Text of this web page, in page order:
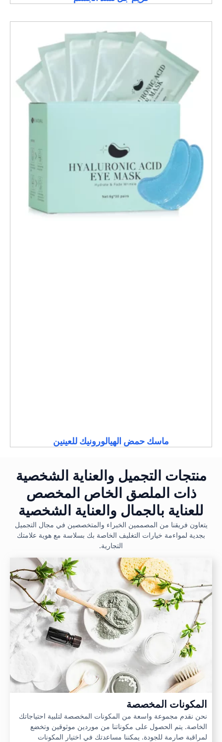
ماسك حمض الهيالورونيك للعينين
منتجات التجميل والعناية الشخصية
ذات الملصق الخاص المخصص
للعناية بالجمال والعناية الشخصية
يتعاون فريقنا من المصممين الخبراء والمتخصصين في مجال التجميل
بجدية لمواءمة خيارات التغليف الخاصة بك بسلاسة مع هوية علامتك
التجارية.
المكونات المخصصة
نحن نقدم مجموعة واسعة من المكونات المخصصة لتلبية احتياجاتك
الخاصة. يتم الحصول على مكوناتنا من موردين موثوقين وتخضع
لمراقبة صارمة للجودة. يمكننا مساعدتك في اختيار المكونات